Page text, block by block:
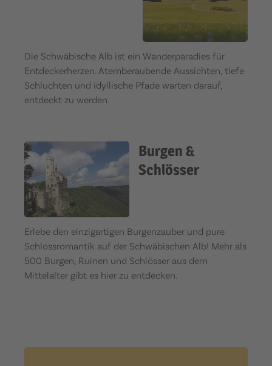
Die Schwäbische Alb ist ein Wanderparadies für
Entdeckerherzen. Atemberaubende Aussichten, tiefe
Schluchten und idyllische Pfade warten darauf,
entdeckt zu werden.
Burgen &
Schlösser
Erlebe den einzigartigen Burgenzauber und pure
Schlossromantik auf der Schwäbischen Alb! Mehr als
500 Burgen, Ruinen und Schlösser aus dem
Mittelalter gibt es hier zu entdecken.